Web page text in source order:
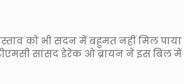
को भी सदन में बहुमत नहीं मिल पाया
सांसद डेरेक ओ ब्रायन ने इस बिल में